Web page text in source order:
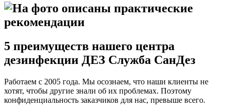
5 преимуществ нашего центра
дезинфекции ДЕЗ Служба СанДез
Работаем с 2005 года. Мы осознаем, что наши клиенты не
хотят, чтобы другие знали об их проблемах. Поэтому
конфиденциальность заказчиков для нас, превыше всего.